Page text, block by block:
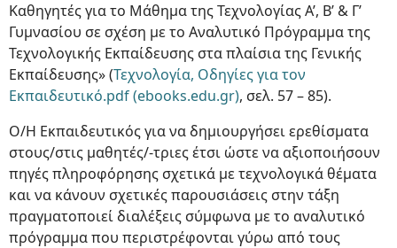
Καθηγητές για το Μάθημα της Τεχνολογίας Α’, Β’ & Γ’
Γυμνασίου σε σχέση με το Αναλυτικό Πρόγραμμα της
Τεχνολογικής Εκπαίδευσης στα πλαίσια της Γενικής
Εκπαίδευσης» (Τεχνολογία, Οδηγίες για τον
Εκπαιδευτικό.pdf (ebooks.edu.gr), σελ. 57 – 85).
Ο/Η Εκπαιδευτικός για να δημιουργήσει ερεθίσματα
στους/στις μαθητές/-τριες έτσι ώστε να αξιοποιήσουν
πηγές πληροφόρησης σχετικά με τεχνολογικά θέματα
και να κάνουν σχετικές παρουσιάσεις στην τάξη
πραγματοποιεί διαλέξεις σύμφωνα με το αναλυτικό
πρόγραμμα που περιστρέφονται γύρω από τους